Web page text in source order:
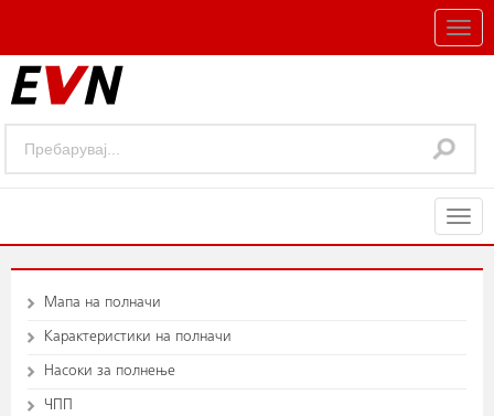
Мапа на полначи
Карактеристики на полначи
Насоки за полнење
ЧПП